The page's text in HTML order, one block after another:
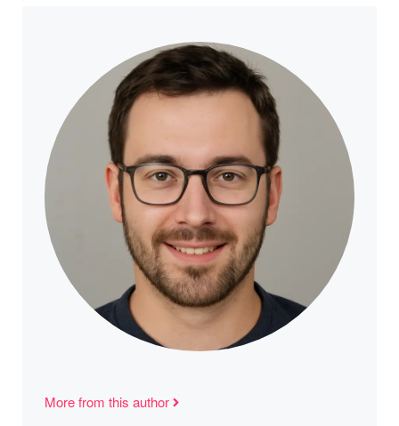
More from this author